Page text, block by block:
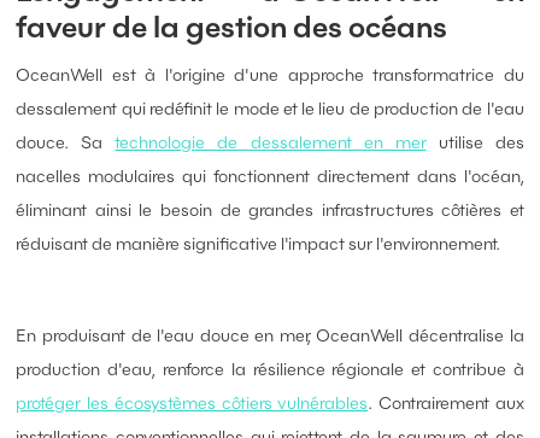
faveur de la gestion des océans
OceanWell est à l'origine d'une approche transformatrice du
dessalement qui redéfinit le mode et le lieu de production de l'eau
douce. Satechnologie de dessalement en merutilise des
nacelles modulaires qui fonctionnent directement dans l'océan,
éliminant ainsi le besoin de grandes infrastructures côtières et
réduisant de manière significative l'impact sur l'environnement.
En produisant de l'eau douce en mer, OceanWell décentralise la
production d'eau, renforce la résilience régionale et contribue à
protéger les écosystèmes côtiers vulnérables. Contrairement aux